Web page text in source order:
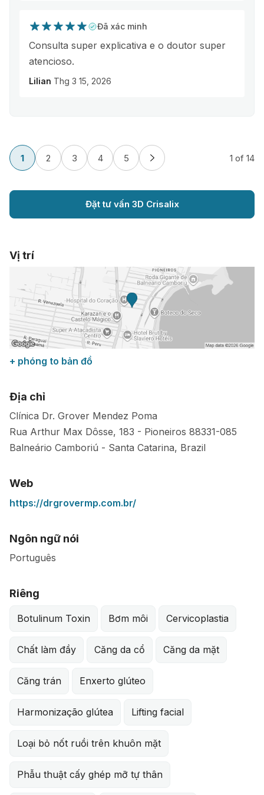
Đã xác minh
Consulta super explicativa e o doutor super
atencioso.
Lilian Thg 3 15, 2026
1 2 3 4 5 1 of 14
Đặt tư vấn 3D Crisalix
Vị trí
+ phóng to bản đồ
Địa chỉ
Clínica Dr. Grover Mendez Poma
Rua Arthur Max Dôsse, 183 - Pioneiros 88331-085
Balneário Camboriú - Santa Catarina, Brazil
Web
https://drgrovermp.com.br/
Ngôn ngữ nói
Português
Riêng
Botulinum Toxin Bơm môi Cervicoplastia
Chất làm đầy Căng da cổ Căng da mặt
Căng trán Enxerto glúteo
Harmonização glútea Lifting facial
Loại bỏ nốt ruồi trên khuôn mặt
Phẫu thuật cấy ghép mỡ tự thân